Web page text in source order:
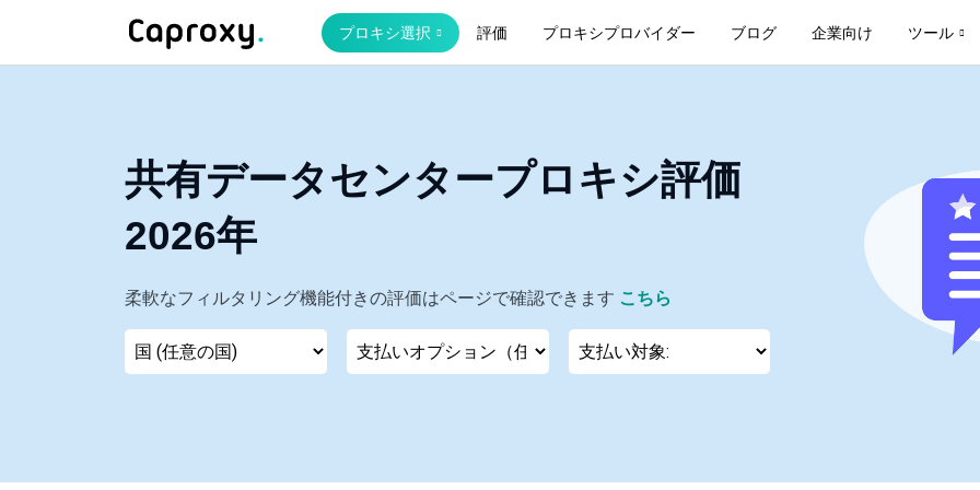
プロキシ選択 評価 プロキシプロバイダー ブログ 企業向け ツール
共有データセンタープロキシ評価
2026年
柔軟なフィルタリング機能付きの評価はページで確認できます こちら